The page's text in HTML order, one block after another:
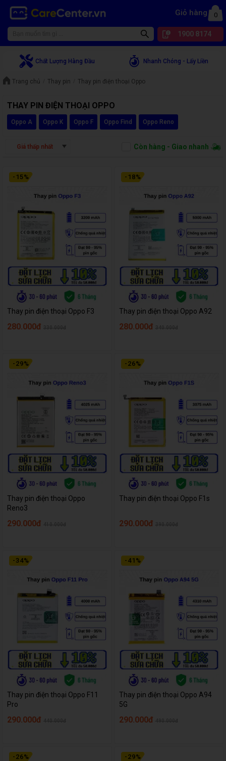
Giỏ hàng 0
1900 8174
Chất Lượng Hàng Đầu Nhanh Chóng - Lấy Liền
Trang chủ Thay pin Thay pin điện thoại Oppo
THAY PIN ĐIỆN THOẠI OPPO
Oppo A Oppo K Oppo F Oppo Find Oppo Reno
Giá thấp nhất Còn hàng - Giao nhanh
- 15%
Thay pin điện thoại Oppo F3
280.000đ
- 18%
Thay pin điện thoại Oppo A92
280.000đ
- 29%
Thay pin điện thoại Oppo
Reno3
290.000đ
- 26%
Thay pin điện thoại Oppo F1s
290.000đ
- 34%
Thay pin điện thoại Oppo F11
Pro
290.000đ
- 41 %
Thay pin điện thoại Oppo A94
5G
290.000đ
- 26% - 29%